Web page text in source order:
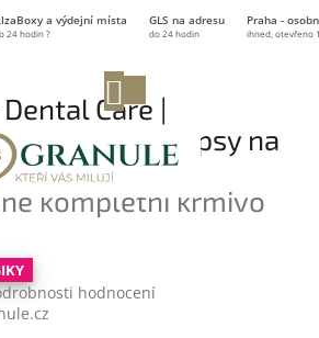
a výdejní místa GLS na adresu Praha -
24 hodin ? do 24 hodin ihned, otevřeno
KOŠÍK
Care |
granule pro psy na
a dásní 1,5 kg
kompletní krmivo
hodnocení